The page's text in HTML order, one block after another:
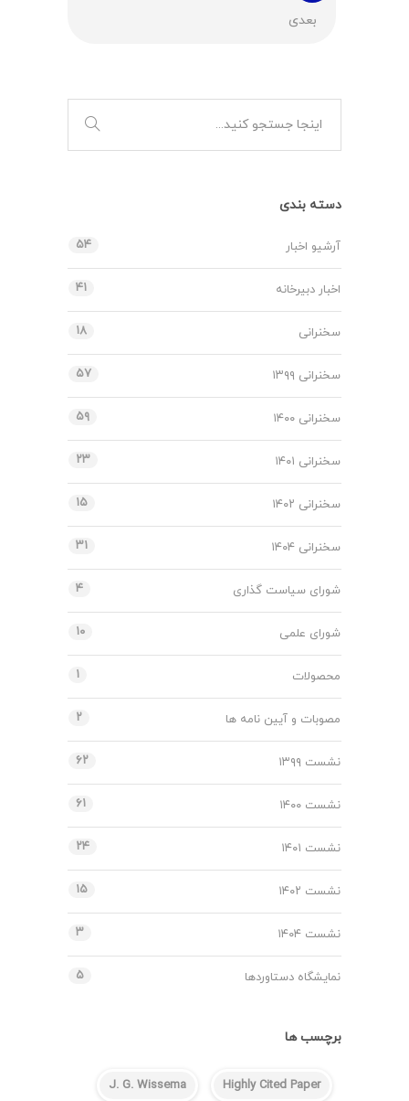
بعدی
دسته بندی
آرشیو اخبار ۵۴
اخبار دبیرخانه ۴۱
سخنرانی ۱۸
سخنرانی ۱۳۹۹ ۵۷
سخنرانی ۱۴۰۰ ۵۹
سخنرانی ۱۴۰۱ ۲۳
سخنرانی ۱۴۰۲ ۱۵
سخنرانی ۱۴۰۴ ۳۱
شورای سیاست گذاری ۴
شورای علمی ۱۰
محصولات ۱
مصوبات و آیین نامه ها ۲
نشست ۱۳۹۹ ۶۲
نشست ۱۴۰۰ ۶۱
نشست ۱۴۰۱ ۲۴
نشست ۱۴۰۲ ۱۵
نشست ۱۴۰۴ ۳
نمایشگاه دستاوردها ۵
برچسب ها
Highly Cited Paper
J. G. Wissema